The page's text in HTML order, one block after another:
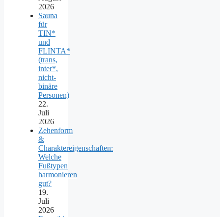
2026
Sauna
für
TIN*
und
FLINTA*
(trans,
inter*,
nicht-
binäre
Personen)
22.
Juli
2026
Zehenform
&
Charaktereigenschaften:
Welche
Fußtypen
harmonieren
gut?
19.
Juli
2026